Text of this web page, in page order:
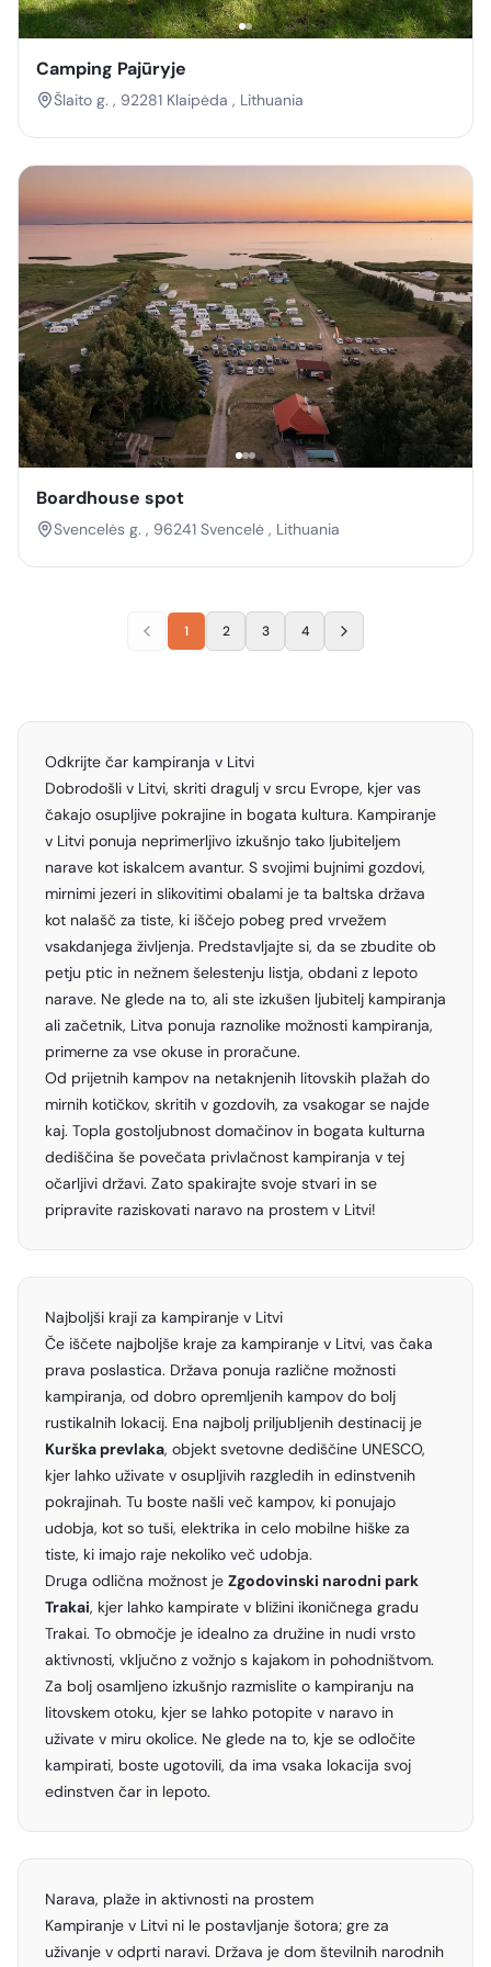
Camping Pajūryje
Šlaito g. , 92281 Klaipėda , Lithuania
Boardhouse spot
Svencelės g. , 96241 Svencelė , Lithuania
1 2 3 4
Odkrijte čar kampiranja v Litvi
Dobrodošli v Litvi, skriti dragulj v srcu Evrope, kjer vas
čakajo osupljive pokrajine in bogata kultura. Kampiranje
v Litvi ponuja neprimerljivo izkušnjo tako ljubiteljem
narave kot iskalcem avantur. S svojimi bujnimi gozdovi,
mirnimi jezeri in slikovitimi obalami je ta baltska država
kot nalašč za tiste, ki iščejo pobeg pred vrvežem
vsakdanjega življenja. Predstavljajte si, da se zbudite ob
petju ptic in nežnem šelestenju listja, obdani z lepoto
narave. Ne glede na to, ali ste izkušen ljubitelj kampiranja
ali začetnik, Litva ponuja raznolike možnosti kampiranja,
primerne za vse okuse in proračune.
Od prijetnih kampov na netaknjenih litovskih plažah do
mirnih kotičkov, skritih v gozdovih, za vsakogar se najde
kaj. Topla gostoljubnost domačinov in bogata kulturna
dediščina še povečata privlačnost kampiranja v tej
očarljivi državi. Zato spakirajte svoje stvari in se
pripravite raziskovati naravo na prostem v Litvi!
Najboljši kraji za kampiranje v Litvi
Če iščete najboljše kraje za kampiranje v Litvi, vas čaka
prava poslastica. Država ponuja različne možnosti
kampiranja, od dobro opremljenih kampov do bolj
rustikalnih lokacij. Ena najbolj priljubljenih destinacij je
Kurška prevlaka, objekt svetovne dediščine UNESCO,
kjer lahko uživate v osupljivih razgledih in edinstvenih
pokrajinah. Tu boste našli več kampov, ki ponujajo
udobja, kot so tuši, elektrika in celo mobilne hiške za
tiste, ki imajo raje nekoliko več udobja.
Druga odlična možnost je Zgodovinski narodni park
Trakai, kjer lahko kampirate v bližini ikoničnega gradu
Trakai. To območje je idealno za družine in nudi vrsto
aktivnosti, vključno z vožnjo s kajakom in pohodništvom.
Za bolj osamljeno izkušnjo razmislite o kampiranju na
litovskem otoku, kjer se lahko potopite v naravo in
uživate v miru okolice. Ne glede na to, kje se odločite
kampirati, boste ugotovili, da ima vsaka lokacija svoj
edinstven čar in lepoto.
Narava, plaže in aktivnosti na prostem
Kampiranje v Litvi ni le postavljanje šotora; gre za
uživanje v odprti naravi. Država je dom številnih narodnih